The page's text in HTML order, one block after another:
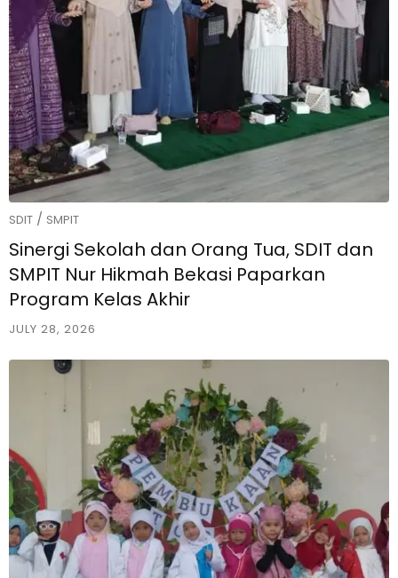
SDIT / SMPIT
Sinergi Sekolah dan Orang Tua, SDIT dan
SMPIT Nur Hikmah Bekasi Paparkan
Program Kelas Akhir
JULY 28, 2026